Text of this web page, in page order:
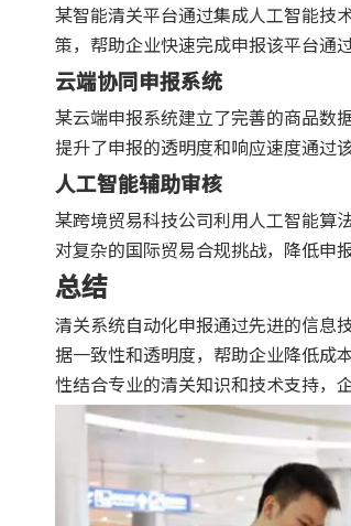
某智能清关平台通过集成人工智能技
策，帮助企业快速完成申报该平台通
云端协同申报系统
某云端申报系统建立了完善的商品数
提升了申报的透明度和响应速度通过
人工智能辅助审核
某跨境贸易科技公司利用人工智能算
对复杂的国际贸易合规挑战，降低申
总结
清关系统自动化申报通过先进的信息
据一致性和透明度，帮助企业降低成
性结合专业的清关知识和技术支持，